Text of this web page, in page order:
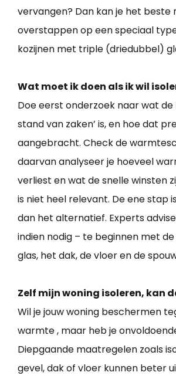
vervangen? Dan kan je het beste
overstappen op een speciaal
kozijnen met triple (driedubbel)
Wat moet ik doen als ik wil
Doe eerst onderzoek naar wat de
stand van zaken’ is, en hoe dat
aangebracht. Check de
daarvan analyseer je hoeveel
verliest en wat de snelle winsten
is niet heel relevant. De ene stap
dan het alternatief. Experts
indien nodig – te beginnen met
glas, het dak, de vloer en de
Zelf mijn woning isoleren, kan
Wil je jouw woning beschermen
warmte , maar heb je
Diepgaande maatregelen zoals
gevel, dak of vloer kunnen beter